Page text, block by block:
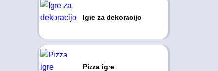
Igre za dekoracijo
Pizza igre